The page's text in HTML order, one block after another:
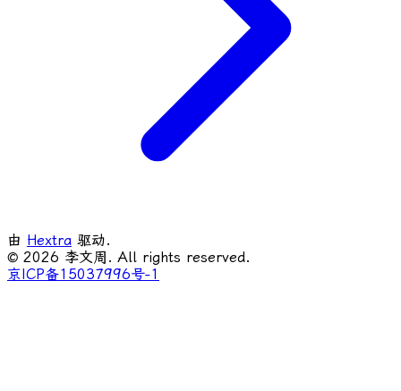
由 Hextra 驱动.
© 2026 李文周. All rights reserved.
京ICP备15037996号-1